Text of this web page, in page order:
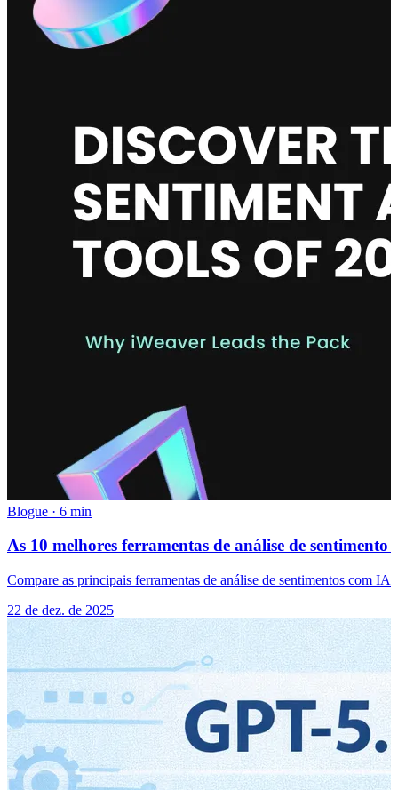
Blogue · 6 min
As 10 melhores ferramentas de análise de
Compare as principais ferramentas de análise de sentimentos com
22 de dez. de 2025